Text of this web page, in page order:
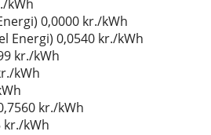
kWh
0,0000 kr./kWh
Energi) 0,0540 kr./kWh
kr./kWh
kWh
kr./kWh
kr./kWh